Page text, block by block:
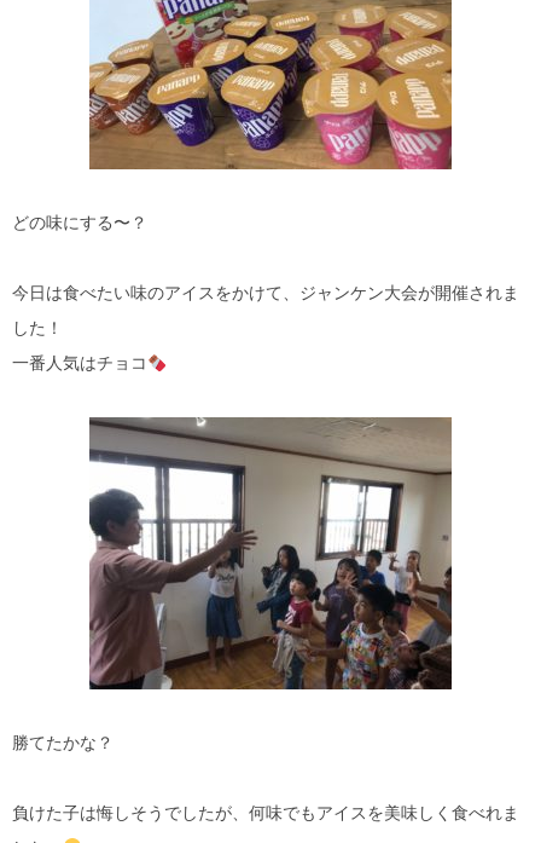
どの味にする〜？
今日は食べたい味のアイスをかけて、ジャンケン大会が開催されま
した！
一番人気はチョコ
勝てたかな？
負けた子は悔しそうでしたが、何味でもアイスを美味しく食べれま